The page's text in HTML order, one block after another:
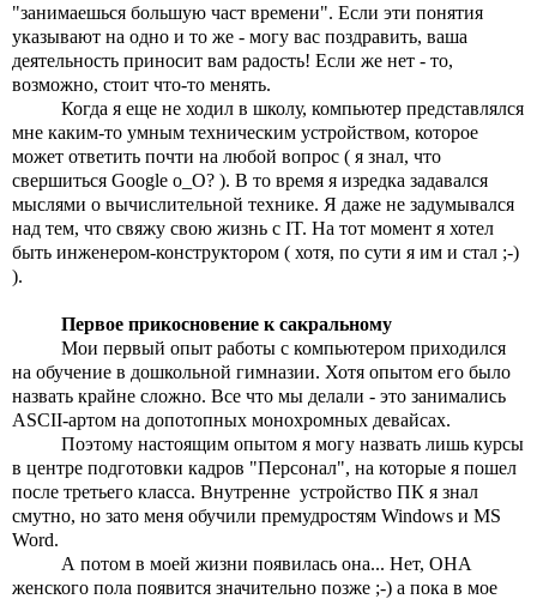
"занимаешься большую част времени". Если эти понятия
указывают на одно и то же - могу вас поздравить, ваша
деятельность приносит вам радость! Если же нет - то,
возможно, стоит что-то менять.
Когда я еще не ходил в школу, компьютер представлялся
мне каким-то умным техническим устройством, которое
может ответить почти на любой вопрос ( я знал, что
свершиться Google o_O? ). В то время я изредка задавался
мыслями о вычислительной технике. Я даже не задумывался
над тем, что свяжу свою жизнь с IT. На тот момент я хотел
быть инженером-конструктором ( хотя, по сути я им и стал ;-)
).
Первое прикосновение к сакральному
Мои первый опыт работы с компьютером приходился
на обучение в дошкольной гимназии. Хотя опытом его было
назвать крайне сложно. Все что мы делали - это занимались
ASCII-артом на допотопных монохромных девайсах.
Поэтому настоящим опытом я могу назвать лишь курсы
в центре подготовки кадров "Персонал", на которые я пошел
после третьего класса. Внутренне  устройство ПК я знал
смутно, но зато меня обучили премудростям Windows и MS
Word.
А потом в моей жизни появилась она... Нет, ОНА
женского пола появится значительно позже ;-) а пока в мое